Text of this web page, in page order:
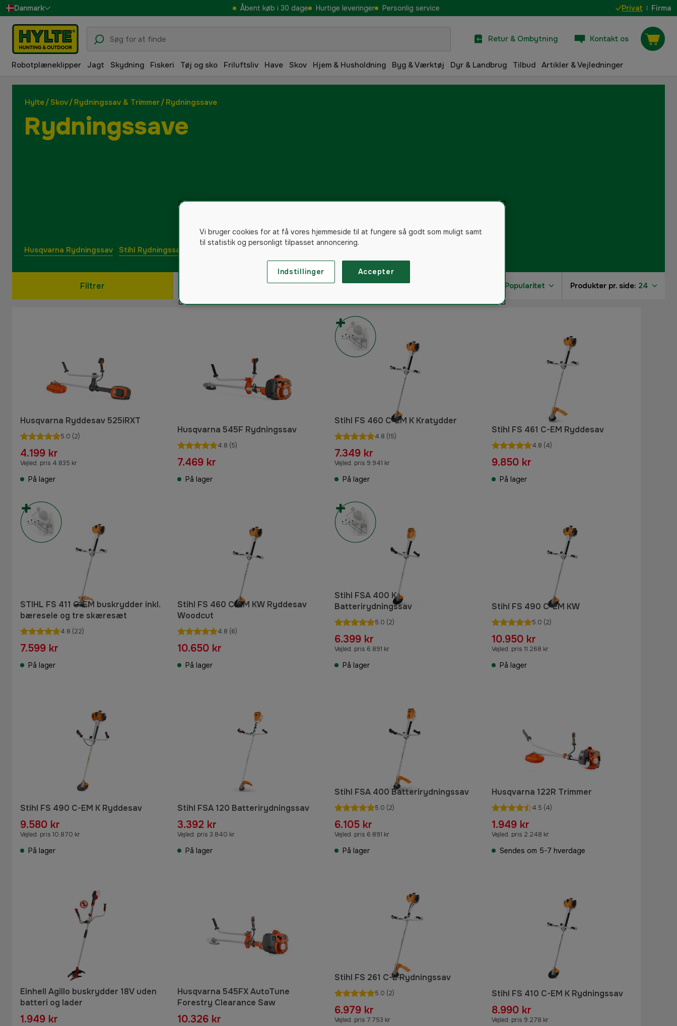
Danmark
Sverige
Suomi
Norge
Åbent køb i 30 dage Hurtige leveringer Personlig service Privat Firma
Retur & Ombytning Kontakt os
Robotplæneklipper Jagt Skydning Fiskeri Tøj og sko Friluftsliv Have Skov Hjem & Husholdning Byg & Værktøj Dyr & Landbrug Tilbud Artikler & Vejledninger
Hylte/ Skov/ Rydningssav & Trimmer/ Rydningssave
Rydningssave
Husqvarna Rydningssav Stihl Rydningssav
Filtrer 51produkter Popularitet Produkter pr. side: 24
Husqvarna Ryddesav 525iRXT
5.0 (2)
4.199 kr
Vejled. pris 4.835 kr
På lager
Husqvarna 545F Rydningssav
4.8 (5)
7.469 kr
På lager
Stihl FS 460 C-EM K Kratydder
4.8 (15)
7.349 kr
Vejled. pris 9.941 kr
På lager
Stihl FS 461 C-EM Ryddesav
4.8 (4)
9.850 kr
På lager
STIHL FS 411 C-EM buskrydder inkl.
bæresele og tre skæresæt
4.8 (22)
7.599 kr
På lager
Stihl FS 460 C-EM KW Ryddesav
Woodcut
4.8 (6)
10.650 kr
På lager
Stihl FSA 400 K
Batterirydningssav
5.0 (2)
6.399 kr
Vejled. pris 6.891 kr
På lager
Stihl FS 490 C-EM KW
5.0 (2)
10.950 kr
Vejled. pris 11.268 kr
På lager
Stihl FS 490 C-EM K Ryddesav
9.580 kr
Vejled. pris 10.870 kr
På lager
Stihl FSA 120 Batterirydningssav
3.392 kr
Vejled. pris 3.840 kr
På lager
Stihl FSA 400 Batterirydningssav
5.0 (2)
6.105 kr
Vejled. pris 6.891 kr
På lager
Husqvarna 122R Trimmer
4.5 (4)
1.949 kr
Vejled. pris 2.248 kr
Sendes om 5-7 hverdage
Einhell Agillo buskrydder 18V uden
batteri og lader
1.949 kr
Husqvarna 545FX AutoTune
Forestry Clearance Saw
10.326 kr
Stihl FS 261 C-E Rydningssav
5.0 (2)
6.979 kr
Vejled. pris 7.753 kr
Stihl FS 410 C-EM K Rydningssav
8.990 kr
Vejled. pris 9.278 kr
Vi bruger cookies for at få vores hjemmeside til at fungere så godt som muligt samt
til statistik og personligt tilpasset annoncering.
Indstillinger Accepter